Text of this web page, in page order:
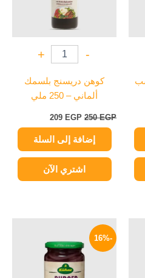
-
+
كوهن دريسنج بلسمك
ألماني – 250 ملي
250EGP
209 EGP
إضافة إلى السلة
اشتري الآن
-16%
هو:
200 EGP.
هو:
169 EGP.